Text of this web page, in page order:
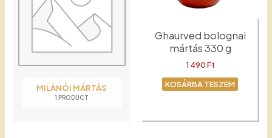
MILÁNÓI MÁRTÁS
1 PRODUCT
Ghaurved bolognai
mártás 330 g
1 490Ft
KOSÁRBA TESZEM